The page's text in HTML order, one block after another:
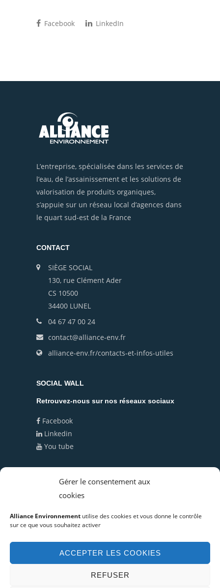
Gérer le consentement aux
cookies
Alliance Environnement utilise des cookies et vous donne le contrôle
sur ce que vous souhaitez activer
ACCEPTER LES COOKIES
REFUSER
Facebook LinkedIn
L’entreprise, spécialisée dans les services de
l’eau, de l’assainissement et les solutions de
valorisation de produits organiques,
s’appuie sur un réseau local d’agences dans
le quart sud-est de la France
CONTACT
SIÈGE SOCIAL
130, rue Clément Ader
CS 10500
34400 LUNEL
04 67 47 00 24
contact@alliance-env.fr
alliance-env.fr/contacts-et-infos-utiles
SOCIAL WALL
Retrouvez-nous sur nos réseaux sociaux
Facebook
Linkedin
You tube
Politique de cookies (UE)
© Copyright 2019 Alliance Environnement -